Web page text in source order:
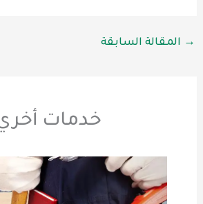
→ المقالة السابقة
خدمات